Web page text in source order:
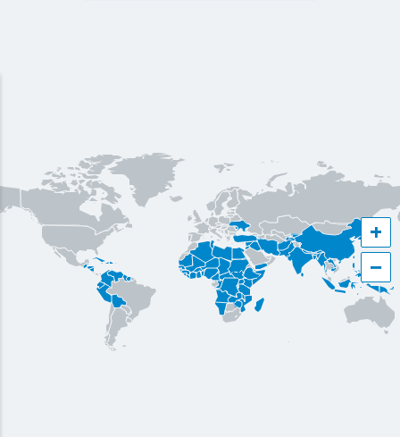
+
−